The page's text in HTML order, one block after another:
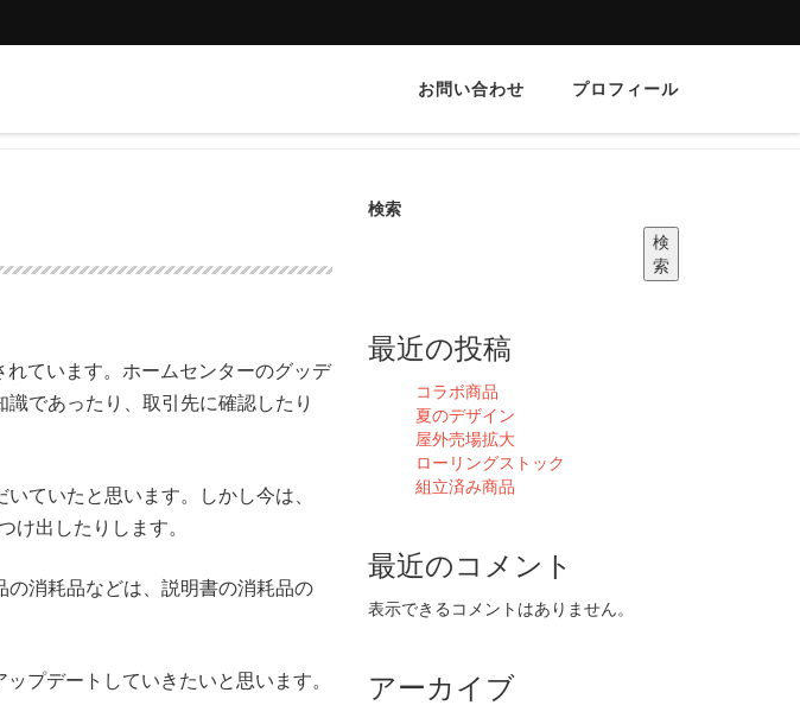
お問い合わせ プロフィール
ています。ホームセンターのグッデ
であったり、取引先に確認したり
ていたと思います。しかし今は、
出したりします。
消耗品などは、説明書の消耗品の
プデートしていきたいと思います。
検索
検
索
最近の投稿
コラボ商品
夏のデザイン
屋外売場拡大
ローリングストック
組立済み商品
最近のコメント
表示できるコメントはありません。
アーカイブ